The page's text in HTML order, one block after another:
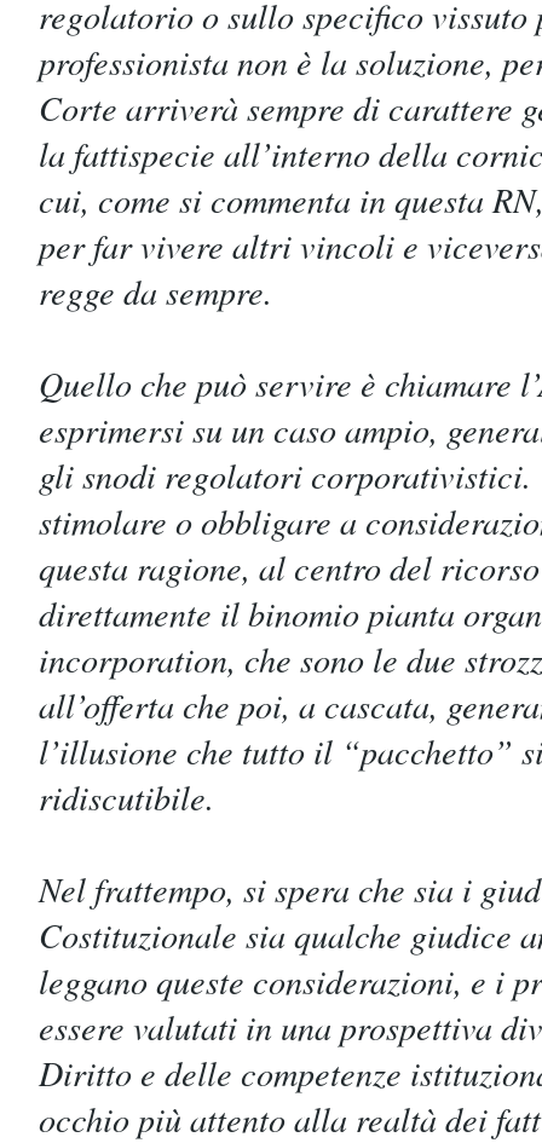
regolatorio o sullo specifico vissuto
professionista non è la soluzione,
Corte arriverà sempre di carattere
la fattispecie all’interno della
cui, come si commenta in questa
per far vivere altri vincoli e
regge da sempre.
Quello che può servire è chiamare
esprimersi su un caso ampio,
gli snodi regolatori corporativistici.
stimolare o obbligare a
questa ragione, al centro del
direttamente il binomio pianta
incorporation, che sono le due
all’offerta che poi, a cascata,
l’illusione che tutto il “pacchetto”
ridiscutibile.
Nel frattempo, si spera che sia i
Costituzionale sia qualche giudice
leggano queste considerazioni, e i
essere valutati in una prospettiva
Diritto e delle competenze
occhio più attento alla realtà dei